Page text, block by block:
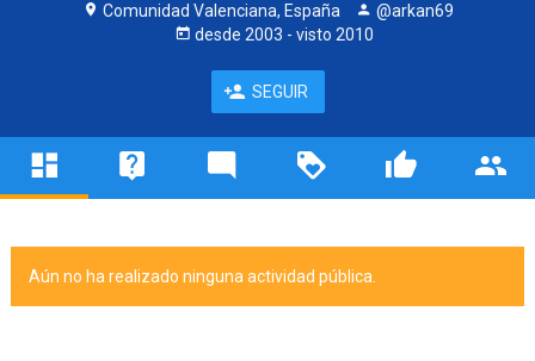
Comunidad Valenciana, España
@arkan69
desde 2003 - visto 2010
SEGUIR
Aún no ha realizado ninguna actividad pública.